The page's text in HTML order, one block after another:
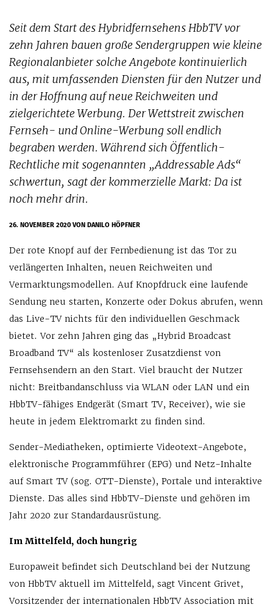
Seit dem Start des Hybridfernsehens HbbTV vor
zehn Jahren bauen große Sendergruppen wie kleine
Regionalanbieter solche Angebote kontinuierlich
aus, mit umfassenden Diensten für den Nutzer und
in der Hoffnung auf neue Reichweiten und
zielgerichtete Werbung. Der Wettstreit zwischen
Fernseh- und Online-Werbung soll endlich
begraben werden. Während sich Öffentlich-
Rechtliche mit sogenannten „Addressable Ads“
schwertun, sagt der kommerzielle Markt: Da ist
noch mehr drin.
26. NOVEMBER 2020VON DANILO HÖPFNER
Der rote Knopf auf der Fernbedienung ist das Tor zu
verlängerten Inhalten, neuen Reichweiten und
Vermarktungsmodellen. Auf Knopfdruck eine laufende
Sendung neu starten, Konzerte oder Dokus abrufen, wenn
das Live-TV nichts für den individuellen Geschmack
bietet. Vor zehn Jahren ging das „Hybrid Broadcast
Broadband TV“ als kostenloser Zusatzdienst von
Fernsehsendern an den Start. Viel braucht der Nutzer
nicht: Breitbandanschluss via WLAN oder LAN und ein
HbbTV-fähiges Endgerät (Smart TV, Receiver), wie sie
heute in jedem Elektromarkt zu finden sind.
Sender-Mediatheken, optimierte Videotext-Angebote,
elektronische Programmführer (EPG) und Netz-Inhalte
auf Smart TV (sog. OTT-Dienste), Portale und interaktive
Dienste. Das alles sind HbbTV-Dienste und gehören im
Jahr 2020 zur Standardausrüstung.
Im Mittelfeld, doch hungrig
Europaweit befindet sich Deutschland bei der Nutzung
von HbbTV aktuell im Mittelfeld, sagt Vincent Grivet,
Vorsitzender der internationalen HbbTV Association mit